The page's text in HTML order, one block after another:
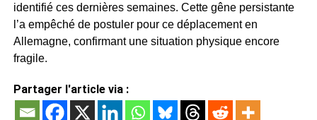
identifié ces dernières semaines. Cette gêne persistante
l’a empêché de postuler pour ce déplacement en
Allemagne, confirmant une situation physique encore
fragile.
Partager l'article via :